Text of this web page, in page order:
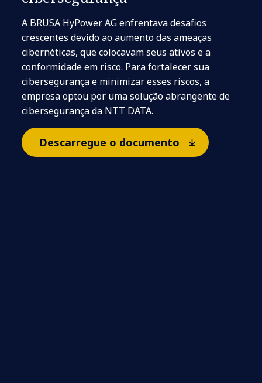
A BRUSA HyPower AG enfrentava desafios
crescentes devido ao aumento das ameaças
cibernéticas, que colocavam seus ativos e a
conformidade em risco. Para fortalecer sua
cibersegurança e minimizar esses riscos, a
empresa optou por uma solução abrangente de
cibersegurança da NTT DATA.
Descarregue o documento